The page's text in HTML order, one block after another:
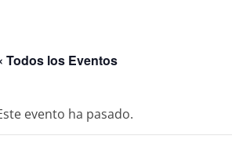
Todos los Eventos
evento ha pasado.